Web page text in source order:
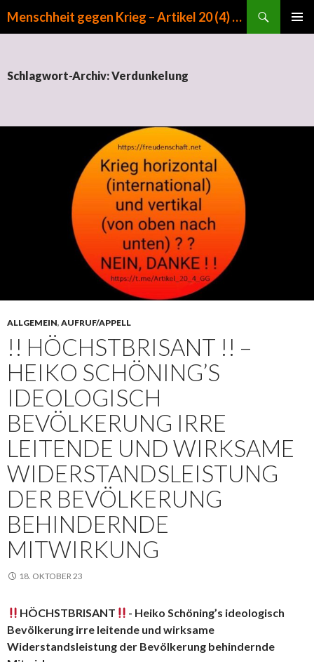
Menschheit gegen Krieg – Artikel 20 (4) GG
Schlagwort-Archiv: Verdunkelung
ALLGEMEIN, AUFRUF/APPELL
!! HÖCHSTBRISANT !! –
HEIKO SCHÖNING’S
IDEOLOGISCH
BEVÖLKERUNG IRRE
LEITENDE UND WIRKSAME
WIDERSTANDSLEISTUNG
DER BEVÖLKERUNG
BEHINDERNDE
MITWIRKUNG
18. OKTOBER 23
HÖCHSTBRISANT
- Heiko Schöning’s ideologisch
Bevölkerung irre leitende und wirksame
Widerstandsleistung der Bevölkerung behindernde